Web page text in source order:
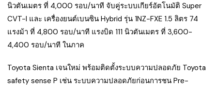
นิวตันเมตร ที่ 4,000 รอบ/นาที จับคู่ระบบเกียร์อัตโนมัติ Super
CVT-I และ เครื่องยนต์เบนซิน Hybrid รุ่น 1NZ-FXE 1.5 ลิตร 74
แรงม้า ที่ 4,800 รอบ/นาที แรงบิด 111 นิวตันเมตร ที่ 3,600-
4,400 รอบ/นาที ในภาค
Toyota Sienta เจนใหม่ พร้อมติดตั้งระบบความปลอดภัย Toyota
safety sense P เช่น ระบบความปลอดภัยก่อนการชน Pre-